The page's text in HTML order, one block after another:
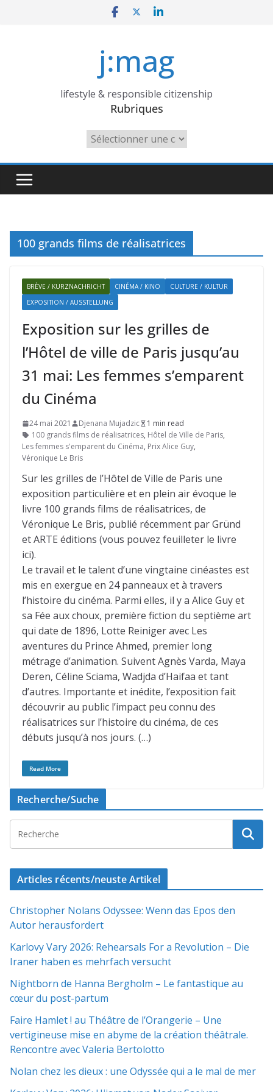
j:mag
lifestyle & responsible citizenship
Rubriques
Rubriques
100 grands films de réalisatrices
BRÈVE / KURZNACHRICHT CINÉMA / KINO
CULTURE / KULTUR
EXPOSITION / AUSSTELLUNG
Exposition sur les grilles de
l’Hôtel de ville de Paris jusqu’au
31 mai: Les femmes s’emparent
du Cinéma
24 mai 2021 Djenana Mujadzic
1 min read
100 grands films de réalisatrices, Hôtel de Ville de Paris,
Les femmes s'emparent du Cinéma, Prix Alice Guy,
Véronique Le Bris
Sur les grilles de l’Hôtel de Ville de Paris une
exposition particulière et en plein air évoque le
livre 100 grands films de réalisatrices, de
Véronique Le Bris, publié récemment par Gründ
et ARTE éditions (vous pouvez feuilleter le livre
ici).
Le travail et le talent d’une vingtaine cinéastes est
mis en exergue en 24 panneaux et à travers
l’histoire du cinéma. Parmi elles, il y a Alice Guy et
sa Fée aux choux, première fiction du septième art
qui date de 1896, Lotte Reiniger avec Les
aventures du Prince Ahmed, premier long
métrage d’animation. Suivent Agnès Varda, Maya
Deren, Céline Sciama, Wadjda d’Haifaa et tant
d’autres. Importante et inédite, l’exposition fait
découvrir au public l’impact peu connu des
réalisatrices sur l’histoire du cinéma, de ces
débuts jusqu’à nos jours. (…)
Read More
Recherche/Suche
Articles récents/neuste Artikel
Christopher Nolans Odyssee: Wenn das Epos den
Autor herausfordert
Karlovy Vary 2026: Rehearsals For a Revolution – Die
Iraner haben es mehrfach versucht
Nightborn de Hanna Bergholm – Le fantastique au
cœur du post-partum
Faire Hamlet ! au Théâtre de l’Orangerie – Une
vertigineuse mise en abyme de la création théâtrale.
Rencontre avec Valeria Bertolotto
Nolan chez les dieux : une Odyssée qui a le mal de mer